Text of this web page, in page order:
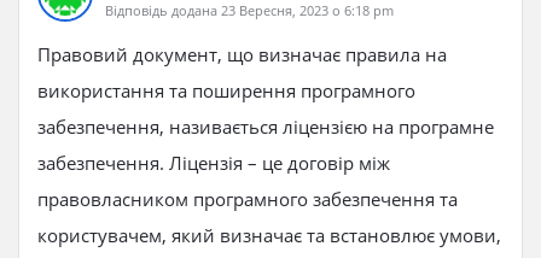
Відповідь додана 23 Вересня, 2023 о 6:18 pm
Правовий документ, що визначає правила на
використання та поширення програмного
забезпечення, називається ліцензією на програмне
забезпечення. Ліцензія – це договір між
правовласником програмного забезпечення та
користувачем, який визначає та встановлює умови,